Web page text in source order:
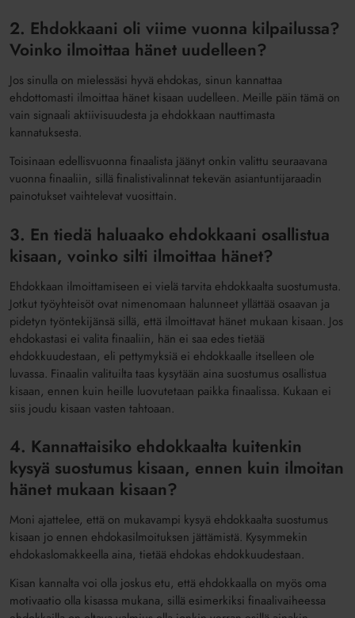
2. Ehdokkaani oli viime vuonna kilpailussa?
Voinko ilmoittaa hänet uudelleen?
Jos sinulla on mielessäsi hyvä ehdokas, sinun kannattaa
ehdottomasti ilmoittaa hänet kisaan uudelleen. Meille päin tämä on
vain signaali aktiivisuudesta ja ehdokkaan nauttimasta
kannatuksesta.
Toisinaan edellisvuonna finaalista jäänyt onkin valittu seuraavana
vuonna finaaliin, sillä finalistivalinnat tekevän asiantuntijaraadin
painotukset vaihtelevat vuosittain.
3. En tiedä haluaako ehdokkaani osallistua
kisaan, voinko silti ilmoittaa hänet?
Ehdokkaan ilmoittamiseen ei vielä tarvita ehdokkaalta suostumusta.
Jotkut työyhteisöt ovat nimenomaan halunneet yllättää osaavan ja
pidetyn työntekijänsä sillä, että ilmoittavat hänet mukaan kisaan. Jos
ehdokastasi ei valita finaaliin, hän ei saa edes tietää
ehdokkuudestaan, eli pettymyksiä ei ehdokkaalle itselleen ole
luvassa. Finaalin valituilta taas kysytään aina suostumus osallistua
kisaan, ennen kuin heille luovutetaan paikka finaalissa. Kukaan ei
siis joudu kisaan vasten tahtoaan.
4. Kannattaisiko ehdokkaalta kuitenkin
kysyä suostumus kisaan, ennen kuin ilmoitan
hänet mukaan kisaan?
Moni ajattelee, että on mukavampi kysyä ehdokkaalta suostumus
kisaan jo ennen ehdokasilmoituksen jättämistä. Kysymmekin
ehdokaslomakkeella aina, tietää ehdokas ehdokkuudestaan.
Kisan kannalta voi olla joskus etu, että ehdokkaalla on myös oma
motivaatio olla kisassa mukana, sillä esimerkiksi finaalivaiheessa